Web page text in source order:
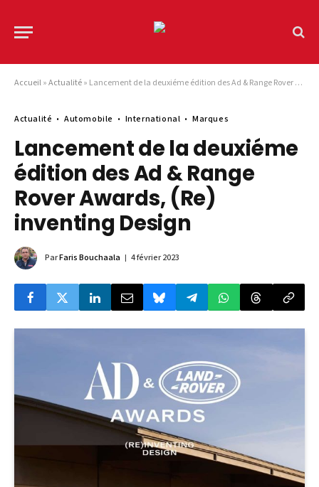
Accueil»Actualité» Lancement de la deuxiéme édition des Ad & Range Rover Awards, (Re) inventing Design
Actualité Automobile International Marques
Lancement de la deuxiéme
édition des Ad & Range
Rover Awards, (Re)
inventing Design
ParFaris Bouchaala 4 février 2023